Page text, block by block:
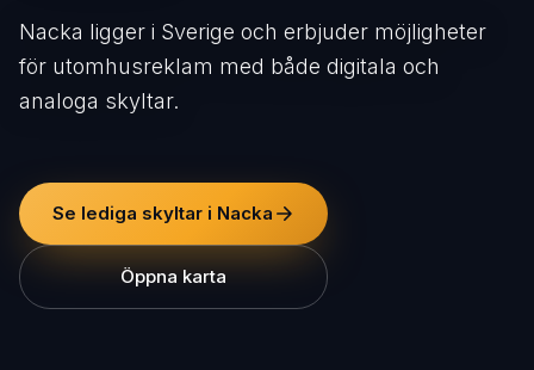
Nacka ligger i Sverige och erbjuder möjligheter
för utomhusreklam med både digitala och
analoga skyltar.
Se lediga skyltar i Nacka
Öppna karta